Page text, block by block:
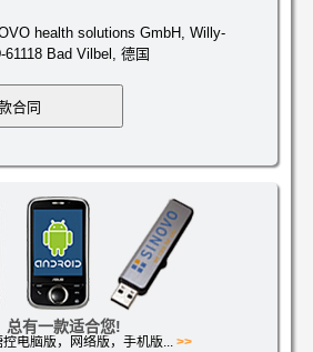
health solutions GmbH, Willy-
61118 Bad Vilbel, 德国
总有一款适合您!
电脑版，网络版，手机版...>>